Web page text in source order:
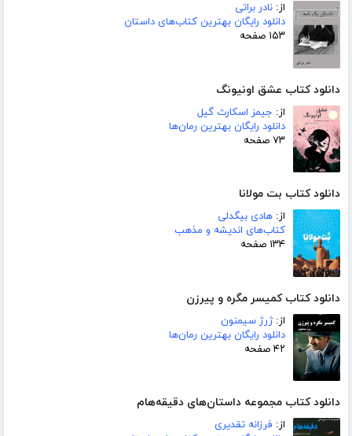
از: نادر براتی
دانلود رایگان بهترین کتاب‌های داستان
۱۵۳ صفحه
دانلود کتاب عشق اونیونگ
از: جیمز اسکارث گیل
دانلود رایگان بهترین رمان‌ها
۷۳ صفحه
دانلود کتاب بت مولانا
از: هادی بیگدلی
کتاب‌های اندیشه و مذهب
۱۳۴ صفحه
دانلود کتاب کمیسر مگره و پیرزن
از:ژرژ سیمنون
دانلود رایگان بهترین رمان‌ها
۴۲ صفحه
دانلود کتاب مجموعه داستان‌های دقیقه‌هام
از: فرزانه تقدیری